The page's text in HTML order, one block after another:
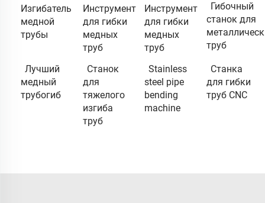
Изгибатель
медной
трубы
Инструмент
для гибки
медных
труб
Инструмент
для гибки
медных
труб
Гибочный
станок для
труб
Лучший
медный
трубогиб
Станок
для
тяжелого
изгиба
труб
Stainless
steel pipe
bending
machine
Станка
для гибки
труб CNC